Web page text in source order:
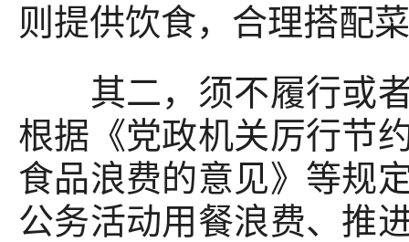
则提供饮食，合理搭配
其二，须不履行或者
根据《党政机关厉行节
食品浪费的意见》等规
公务活动用餐浪费、推